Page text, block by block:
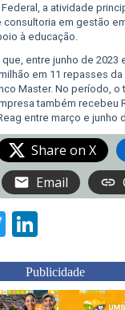
a atividade
em gestão
à educação.
entre junho de 2023
em 11 repasses da
Master. No período, o
também recebeu
entre março e junho
Share on X
Email
Twitter
LinkedIn
Publicidade